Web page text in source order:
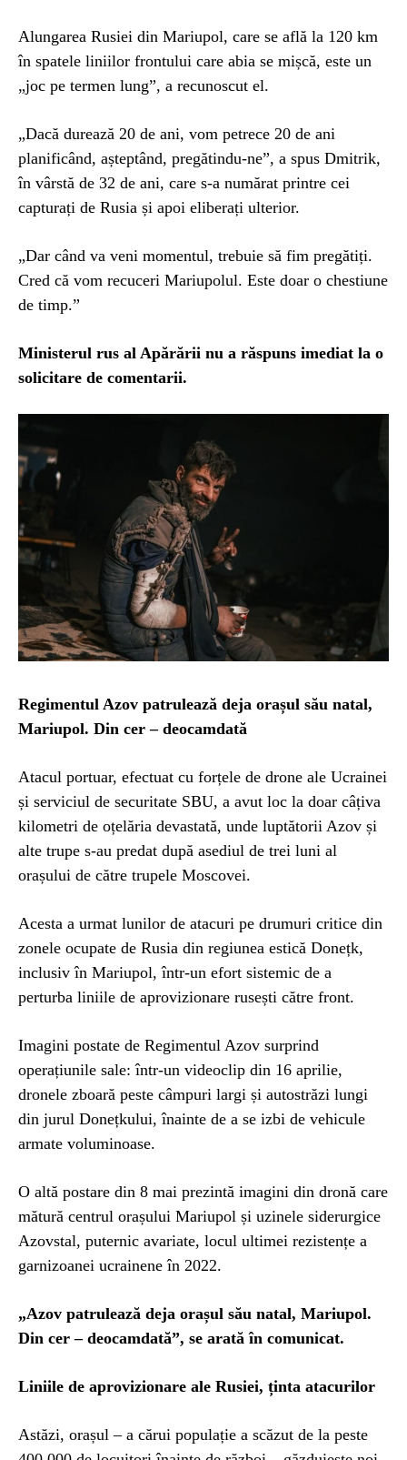
Alungarea Rusiei din Mariupol, care se află la 120 km
în spatele liniilor frontului care abia se mișcă, este un
„joc pe termen lung”, a recunoscut el.
„Dacă durează 20 de ani, vom petrece 20 de ani
planificând, așteptând, pregătindu-ne”, a spus Dmitrik,
în vârstă de 32 de ani, care s-a numărat printre cei
capturați de Rusia și apoi eliberați ulterior.
„Dar când va veni momentul, trebuie să fim pregătiți.
Cred că vom recuceri Mariupolul. Este doar o chestiune
de timp.”
Ministerul rus al Apărării nu a răspuns imediat la o
solicitare de comentarii.
Regimentul Azov patrulează deja orașul său natal,
Mariupol. Din cer – deocamdată
Atacul portuar, efectuat cu forțele de drone ale Ucrainei
și serviciul de securitate SBU, a avut loc la doar câțiva
kilometri de oțelăria devastată, unde luptătorii Azov și
alte trupe s-au predat după asediul de trei luni al
orașului de către trupele Moscovei.
Acesta a urmat lunilor de atacuri pe drumuri critice din
zonele ocupate de Rusia din regiunea estică Donețk,
inclusiv în Mariupol, într-un efort sistemic de a
perturba liniile de aprovizionare rusești către front.
Imagini postate de Regimentul Azov surprind
operațiunile sale: într-un videoclip din 16 aprilie,
dronele zboară peste câmpuri largi și autostrăzi lungi
din jurul Donețkului, înainte de a se izbi de vehicule
armate voluminoase.
O altă postare din 8 mai prezintă imagini din dronă care
mătură centrul orașului Mariupol și uzinele siderurgice
Azovstal, puternic avariate, locul ultimei rezistențe a
garnizoanei ucrainene în 2022.
„Azov patrulează deja orașul său natal, Mariupol.
Din cer – deocamdată”, se arată în comunicat.
Liniile de aprovizionare ale Rusiei, ținta atacurilor
Astăzi, orașul – a cărui populație a scăzut de la peste